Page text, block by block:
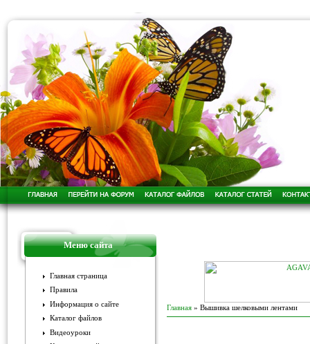
Меню сайта
Главная страница
Правила
Информация о сайте
Каталог файлов
Видеоуроки
Главная » Вышивка шелковыми лентами